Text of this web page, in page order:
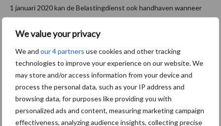
We value your privacy
We and our 4 partners use cookies and other tracking
technologies to improve your experience on our website. We
may store and/or access information from your device and
process the personal data, such as your IP address and
browsing data, for purposes like providing you with
personalized ads and content, measuring marketing campaign
effectiveness, analyzing audience insights, collecting precise
1 januari 2020 kan de Belastingdienst ook handhaven wanneer
aanpassen na aanwijzingen van de Belastingdienst. Ook komen er
Inspectie SZW heeft meer capaciteit gekregen toezicht te
houden op de arbeidswetgeving, via verschillende programma’s.
Daarnaast werken de Belastingdienst en Inspectie SZW
intensiever samen zodat signalen van schijnzelfstandigheid
sneller worden opgepakt.